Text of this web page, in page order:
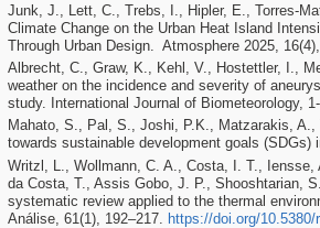
Junk, J., Lett, C., Trebs, I., Hipler, E., Torres-
Climate Change on the Urban Heat Island
Through Urban Design. Atmosphere 2025,
Albrecht, C., Graw, K., Kehl, V., Hostettler, I.,
weather on the incidence and severity of
study. International Journal of Biometeorology,
Mahato, S., Pal, S., Joshi, P.K., Matzarakis,
towards sustainable development goals
Writzl, L., Wollmann, C. A., Costa, I. T.,
da Costa, T., Assis Gobo, J. P., Shooshtarian,
systematic review applied to the thermal
Análise, 61(1), 192–217. https://doi.org/10.5380/